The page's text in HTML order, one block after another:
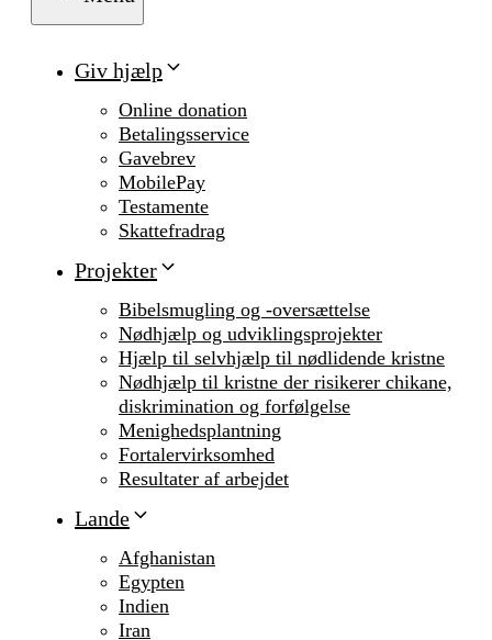
Giv hjælp
Online donation
Betalingsservice
Gavebrev
MobilePay
Testamente
Skattefradrag
Projekter
Bibelsmugling og -oversættelse
Nødhjælp og udviklingsprojekter
Hjælp til selvhjælp til nødlidende kristne
Nødhjælp til kristne der risikerer chikane,
diskrimination og forfølgelse
Menighedsplantning
Fortalervirksomhed
Resultater af arbejdet
Lande
Afghanistan
Egypten
Indien
Iran